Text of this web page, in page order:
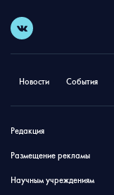
Новости События
Редакция
Размещение рекламы
Научным учреждениям